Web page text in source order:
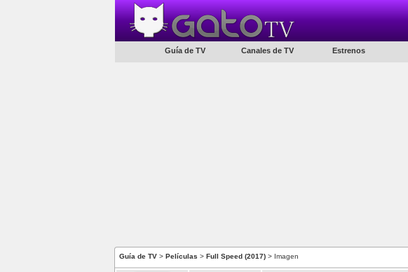
Guía de TV Canales de TV Estrenos
Guía de TV > Películas > Full Speed (2017) > Imagen